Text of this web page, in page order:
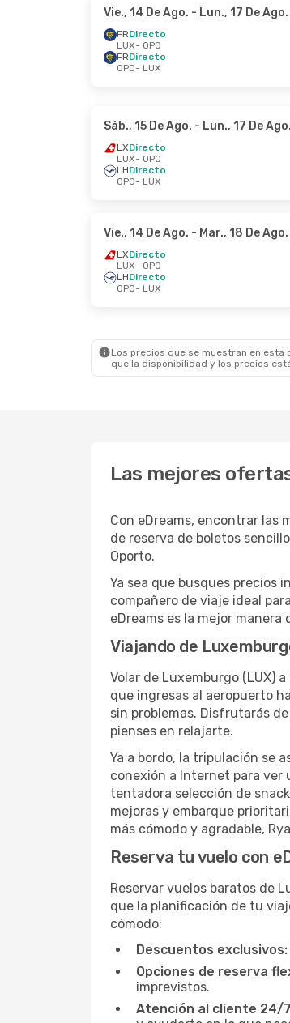
Vie., 14 De Ago. - Lun., 17 De Ago.
FRDirecto
LUX- OPO
FRDirecto
OPO- LUX
Sáb., 15 De Ago. - Lun., 17 De Ago.
LXDirecto
LUX- OPO
LHDirecto
OPO- LUX
Vie., 14 De Ago. - Mar., 18 De Ago.
LXDirecto
LUX- OPO
LHDirecto
OPO- LUX
Los precios que se muestran en
que la disponibilidad y los precios
Las mejores
Con eDreams, encontrar las
de reserva de boletos
Oporto.
Ya sea que busques precios
compañero de viaje ideal
eDreams es la mejor manera
Viajando de
Volar de Luxemburgo (LUX)
que ingresas al aeropuerto
sin problemas. Disfrutarás
pienses en relajarte.
Ya a bordo, la tripulación se
conexión a Internet para ver
tentadora selección de
mejoras y embarque
más cómodo y agradable,
Reserva tu vuelo con
Reservar vuelos baratos de
que la planificación de tu
cómodo:
Descuentos exclusivos:
Opciones de reserva
imprevistos.
Atención al cliente 24/